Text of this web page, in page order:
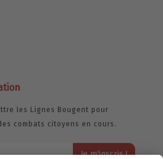
les Lignes Bougent pour
combats citoyens en cours.